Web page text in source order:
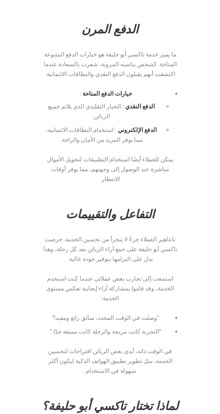
الدفع المرن
ما يميز خدمة تاكسي أبو حليفة هو خيارات الدفع المتنوعة
المتاحة. كشخص يناسبه المرونة، شعرت بالسعادة عندما
اكتشفت أنهم يقبلون الدفع النقدي والبطاقات الائتمانية.
خيارات الدفع المتاحة :
الدفع النقدي : الخيار التقليدي الذي يلائم جميع
الزبائن.
الدفع الإلكتروني : استخدام البطاقات الائتمانية،
مما يوفر المزيد من الأمان والراحة.
يمكن للعملاء أيضًا استخدام التطبيقات لتحويل الأموال
مباشرة عند الوصول إلى وجهتهم، مما يوفر أوقات
الانتظار.
التفاعل والتقييمات
تاعاهير العملاء جزءٌ لا يتجزأ من تحسين الخدمة. حرصت
تاكسي أبو حليفة على جمع آراء الزبائن بعد كل رحلة، وهذا
يدل على التزامها بتوفير جودة عالية.
استمعت إلى تجارب بعض عملائي عندما كنت استخدم
الخدمة، وقد قاموا بمشاركة آراء إيجابية تعكس مستوى
الخدمة:
“وصلت في الوقت المحدد، سائق رائع ومفيد!”
“التجربة كانت مريحة والرحلة كانت ممتعة جدًا.”
في الوقت ذاته، أبدى بعض الزبائن اقتراحات لتحسين
الخدمة، مثل تطوير تطبيق الهواتف الذكية ليكون أكثر
سهولة في الاستخدام.
لماذا تختار تاكسي أبو حليفة؟